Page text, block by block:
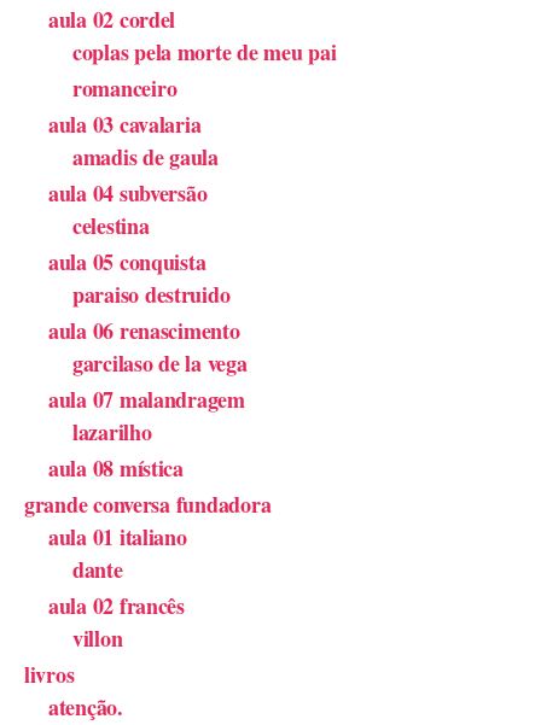
aula 02 cordel
coplas pela morte de meu pai
romanceiro
aula 03 cavalaria
amadis de gaula
aula 04 subversão
celestina
aula 05 conquista
paraiso destruido
aula 06 renascimento
garcilaso de la vega
aula 07 malandragem
lazarilho
aula 08 mística
grande conversa fundadora
aula 01 italiano
dante
aula 02 francês
villon
livros
atenção.